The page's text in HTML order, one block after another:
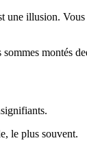
une illusion.
montés
le plus souvent.